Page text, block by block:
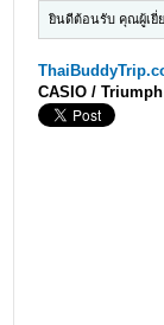
ยินดีต้อนรับ คุณผู้เยี่
CASIO /